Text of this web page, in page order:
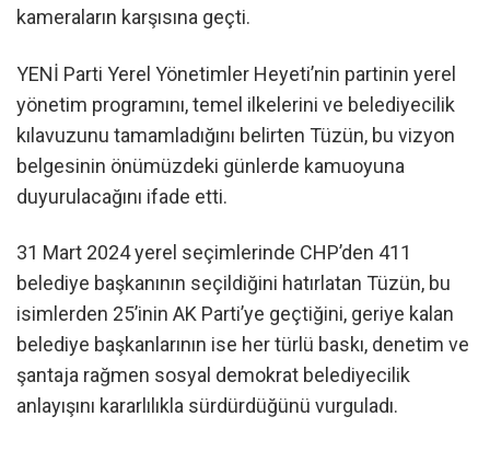
kameraların karşısına geçti.
YENİ Parti Yerel Yönetimler Heyeti’nin partinin yerel
yönetim programını, temel ilkelerini ve belediyecilik
kılavuzunu tamamladığını belirten Tüzün, bu vizyon
belgesinin önümüzdeki günlerde kamuoyuna
duyurulacağını ifade etti.
31 Mart 2024 yerel seçimlerinde CHP’den 411
belediye başkanının seçildiğini hatırlatan Tüzün, bu
isimlerden 25’inin AK Parti’ye geçtiğini, geriye kalan
belediye başkanlarının ise her türlü baskı, denetim ve
şantaja rağmen sosyal demokrat belediyecilik
anlayışını kararlılıkla sürdürdüğünü vurguladı.